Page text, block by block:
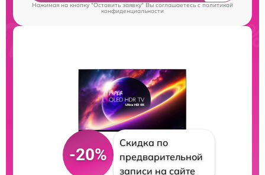
Нажимая на кнопку "Оставить заявку" Вы соглашаетесь cполитикой
конфиденциальности
-20%
Скидка по
предварительной
записи на сайте